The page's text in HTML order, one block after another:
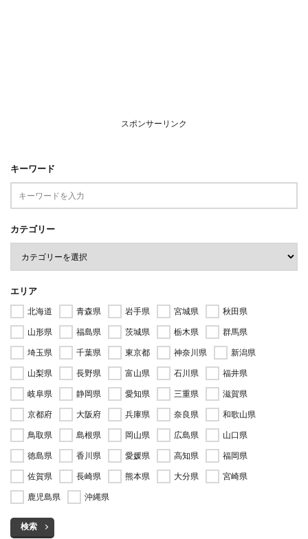
スポンサーリンク
キーワード
カテゴリー
エリア
北海道 青森県 岩手県 宮城県
秋田県
山形県
福島県 茨城県 栃木県
群馬県
埼玉県
千葉県 東京都 神奈川県
新潟県
山梨県
長野県 富山県 石川県
福井県
岐阜県
静岡県 愛知県 三重県
滋賀県
京都府
大阪府 兵庫県 奈良県
和歌山県
鳥取県
島根県 岡山県 広島県
山口県
徳島県
香川県 愛媛県 高知県
福岡県
佐賀県
長崎県 熊本県 大分県
宮崎県
鹿児島県
沖縄県
検索